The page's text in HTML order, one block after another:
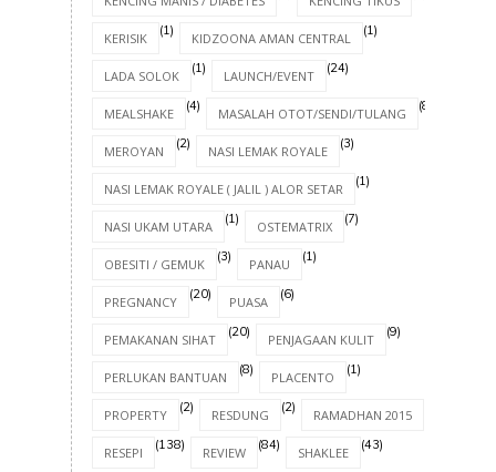
KERISIK (1) KIDZOONA AMAN CENTRAL (1)
LADA SOLOK (1) LAUNCH/EVENT (24)
MEALSHAKE (4) MASALAH OTOT/SENDI/TULANG (8)
MEROYAN (2) NASI LEMAK ROYALE (3)
NASI LEMAK ROYALE ( JALIL ) ALOR SETAR (1)
NASI UKAM UTARA (1) OSTEMATRIX (7)
OBESITI / GEMUK (3) PANAU (1)
PREGNANCY (20) PUASA (6)
PEMAKANAN SIHAT (20) PENJAGAAN KULIT (9)
PERLUKAN BANTUAN (8) PLACENTO (1)
PROPERTY (2) RESDUNG (2) RAMADHAN 2015
RESEPI (138) REVIEW (84) SHAKLEE (43)